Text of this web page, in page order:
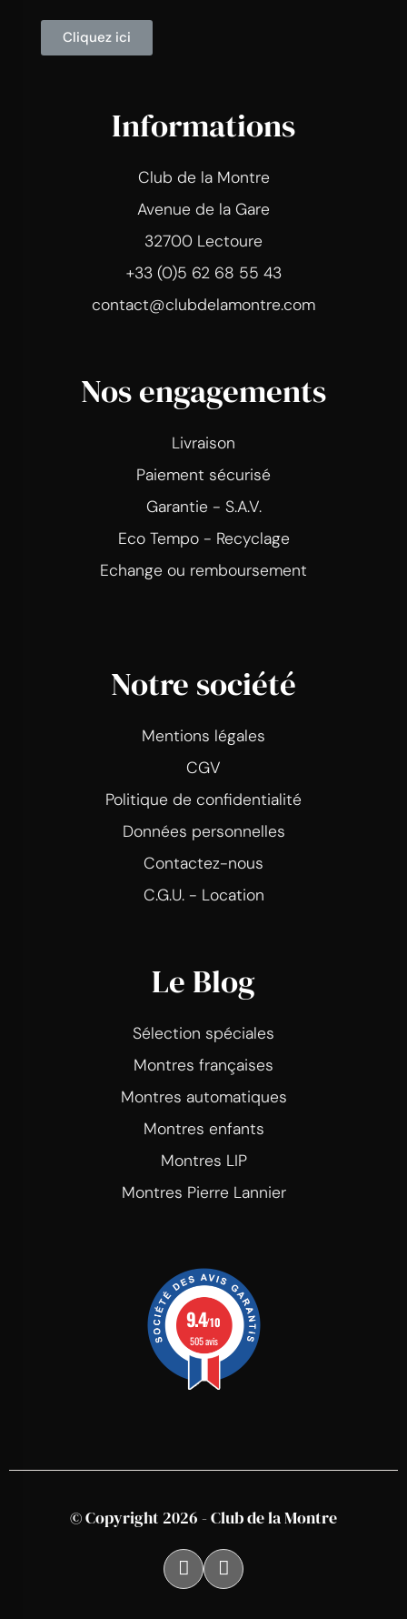
Cliquez ici
Informations
Club de la Montre
Avenue de la Gare
32700 Lectoure
+33 (0)5 62 68 55 43
contact@clubdelamontre.com
Nos engagements
Livraison
Paiement sécurisé
Garantie - S.A.V.
Eco Tempo - Recyclage
Echange ou remboursement
Notre société
Mentions légales
CGV
Politique de confidentialité
Données personnelles
Contactez-nous
C.G.U. - Location
Le Blog
Sélection spéciales
Montres françaises
Montres automatiques
Montres enfants
Montres LIP
Montres Pierre Lannier
9.4/10
505 avis
© Copyright 2026 - Club de la Montre